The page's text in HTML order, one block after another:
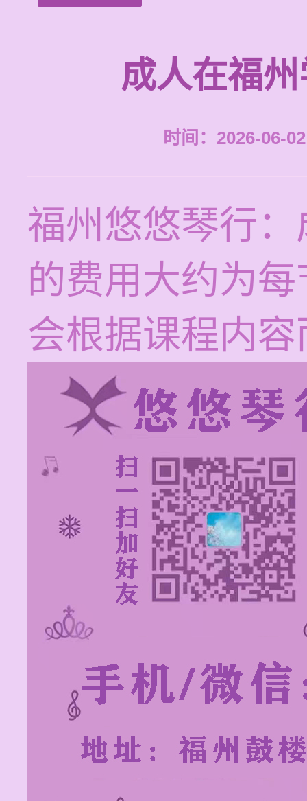
成人在福
时间：2026-06-
福州悠悠琴行
的费用大约为
会根据课程内